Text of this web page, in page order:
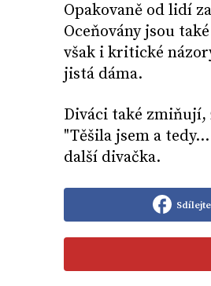
Opakovaně od lidí
Oceňovány jsou
však i kritické
jistá dáma.
Diváci také
"Těšila jsem a
další divačka.
Sdílejte